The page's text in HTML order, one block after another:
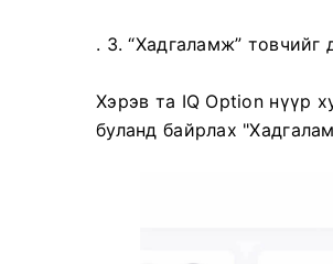
. 3. “Хадгаламж” товчийг
Хэрэв та IQ Option нүүр
буланд байрлах